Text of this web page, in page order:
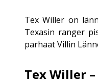
Tex Willer on
Texasin ranger
parhaat Villin
Tex Willer